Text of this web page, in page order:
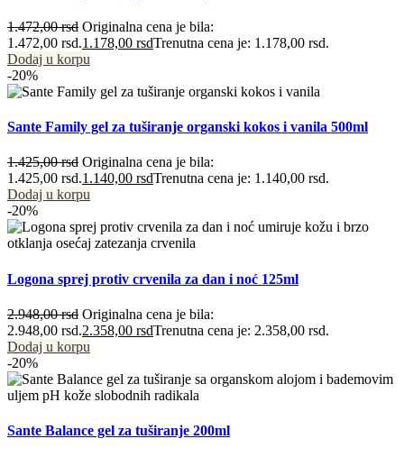
1.472,00rsd Originalna cena je bila:
1.472,00 rsd.1.178,00 rsdTrenutna cena je: 1.178,00 rsd.
Dodaj u korpu
-20%
Sante Family gel za tuširanje organski kokos i vanila 500ml
1.425,00rsd Originalna cena je bila:
1.425,00 rsd.1.140,00 rsdTrenutna cena je: 1.140,00 rsd.
Dodaj u korpu
-20%
Logona sprej protiv crvenila za dan i noć 125ml
2.948,00rsd Originalna cena je bila:
2.948,00 rsd.2.358,00 rsdTrenutna cena je: 2.358,00 rsd.
Dodaj u korpu
-20%
Sante Balance gel za tuširanje 200ml